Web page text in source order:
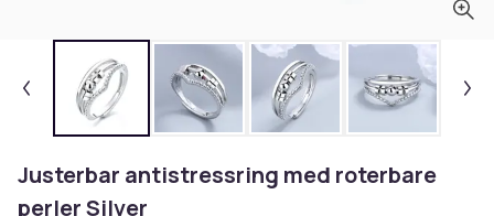
Justerbar antistressring med roterbare
perler Silver